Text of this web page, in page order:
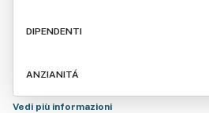
DIPENDENTI
ANZIANITÁ
Vedi più informazioni